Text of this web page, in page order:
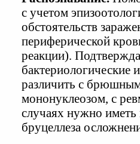
с учетом
обстоятельств
периферической
реакции).
бактериологические
различить с
мононуклеозом, с
случаях нужно
бруцеллеза